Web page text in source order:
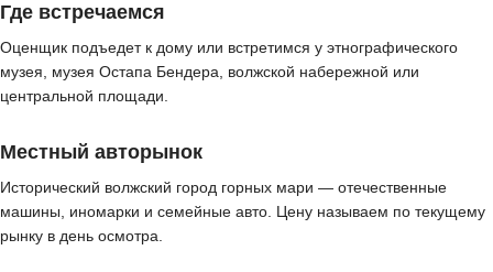
Где встречаемся
Оценщик подъедет к дому или встретимся у этнографического
музея, музея Остапа Бендера, волжской набережной или
центральной площади.
Местный авторынок
Исторический волжский город горных мари — отечественные
машины, иномарки и семейные авто. Цену называем по текущему
рынку в день осмотра.